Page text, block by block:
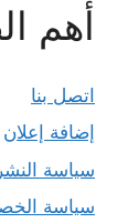
أهم
اتصل بنا
إضافة إعلان
سياسة
سياسة